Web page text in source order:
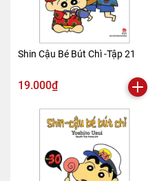
Shin Cậu Bé Bút Chì -Tập 21
19.000₫